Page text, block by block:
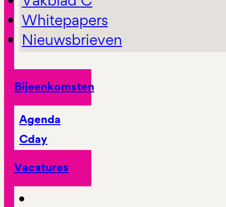
Whitepapers
Nieuwsbrieven
Bijeenkomsten
Agenda
Cday
Vacatures